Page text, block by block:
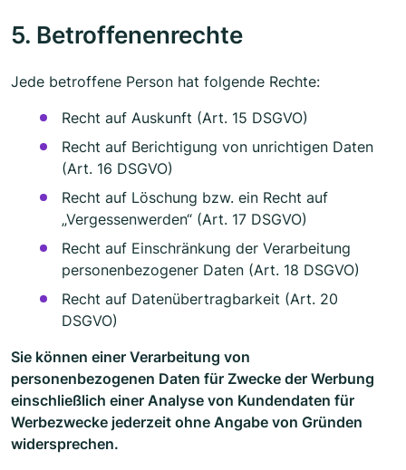
5. Betroffenenrechte
Jede betroffene Person hat folgende Rechte:
Recht auf Auskunft (Art. 15 DSGVO)
Recht auf Berichtigung von unrichtigen Daten
(Art. 16 DSGVO)
Recht auf Löschung bzw. ein Recht auf
„Vergessenwerden“ (Art. 17 DSGVO)
Recht auf Einschränkung der Verarbeitung
personenbezogener Daten (Art. 18 DSGVO)
Recht auf Datenübertragbarkeit (Art. 20
DSGVO)
Sie können einer Verarbeitung von
personenbezogenen Daten für Zwecke der Werbung
einschließlich einer Analyse von Kundendaten für
Werbezwecke jederzeit ohne Angabe von Gründen
widersprechen.